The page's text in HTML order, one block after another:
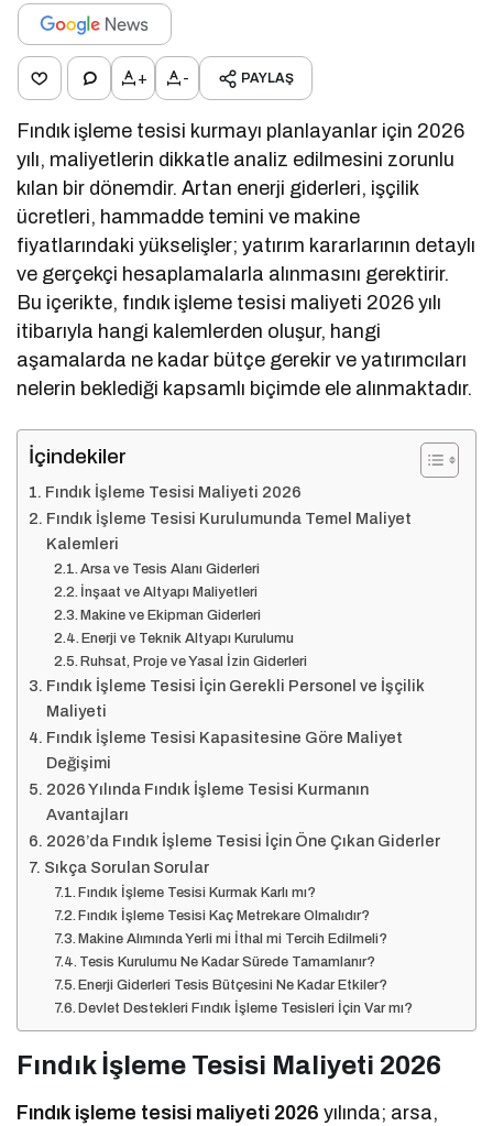
+ - PAYLAŞ
Fındık işleme tesisi kurmayı planlayanlar için 2026
yılı, maliyetlerin dikkatle analiz edilmesini zorunlu
kılan bir dönemdir. Artan enerji giderleri, işçilik
ücretleri, hammadde temini ve makine
fiyatlarındaki yükselişler; yatırım kararlarının detaylı
ve gerçekçi hesaplamalarla alınmasını gerektirir.
Bu içerikte, fındık işleme tesisi maliyeti 2026 yılı
itibarıyla hangi kalemlerden oluşur, hangi
aşamalarda ne kadar bütçe gerekir ve yatırımcıları
nelerin beklediği kapsamlı biçimde ele alınmaktadır.
İçindekiler
Fındık İşleme Tesisi Maliyeti 2026
Fındık İşleme Tesisi Kurulumunda Temel Maliyet
Kalemleri
Arsa ve Tesis Alanı Giderleri
İnşaat ve Altyapı Maliyetleri
Makine ve Ekipman Giderleri
Enerji ve Teknik Altyapı Kurulumu
Ruhsat, Proje ve Yasal İzin Giderleri
Fındık İşleme Tesisi İçin Gerekli Personel ve İşçilik
Maliyeti
Fındık İşleme Tesisi Kapasitesine Göre Maliyet
Değişimi
2026 Yılında Fındık İşleme Tesisi Kurmanın
Avantajları
2026’da Fındık İşleme Tesisi İçin Öne Çıkan Giderler
Sıkça Sorulan Sorular
Fındık İşleme Tesisi Kurmak Karlı mı?
Fındık İşleme Tesisi Kaç Metrekare Olmalıdır?
Makine Alımında Yerli mi İthal mi Tercih Edilmeli?
Tesis Kurulumu Ne Kadar Sürede Tamamlanır?
Enerji Giderleri Tesis Bütçesini Ne Kadar Etkiler?
Devlet Destekleri Fındık İşleme Tesisleri İçin Var mı?
Fındık İşleme Tesisi Maliyeti 2026
Fındık işleme tesisi maliyeti 2026 yılında; arsa,